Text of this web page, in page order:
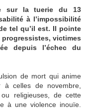
sur la tuerie du 13
à l’impossibilité
tel qu’il est. Il pointe
progressistes, victimes
depuis l’échec du
de mort qui anime
à celles de novembre,
religieuses, de cette
à une violence inouïe.